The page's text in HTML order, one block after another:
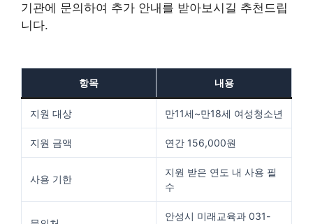
기관에 문의하여 추가 안내를 받아보시길 추천드립
니다.
항목 내용
지원 대상 만11세~만18세 여성청소년
지원 금액 연간 156,000원
사용 기한
지원 받은 연도 내 사용 필
수
안성시 미래교육과 031-